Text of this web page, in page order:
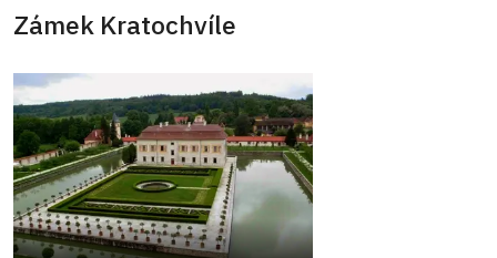
Zámek Kratochvíle